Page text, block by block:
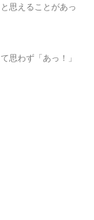
思えることがあっ
思わず「あっ！」